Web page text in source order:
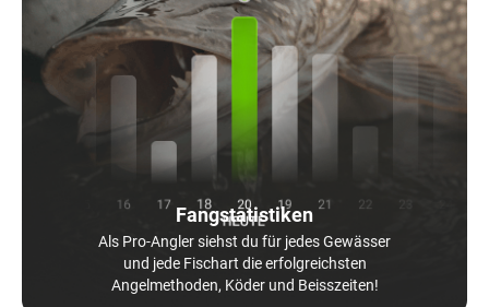
Fangstatistiken
Als Pro-Angler siehst du für jedes Gewässer
und jede Fischart die erfolgreichsten
Angelmethoden, Köder und Beisszeiten!